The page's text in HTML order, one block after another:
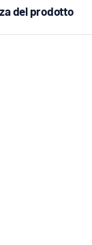
del prodotto